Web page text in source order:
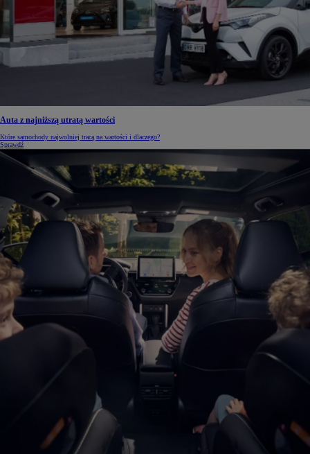
Auta z najniższą utratą wartości
Które samochody najwolniej tracą na wartości i dlaczego?
Sprawdź